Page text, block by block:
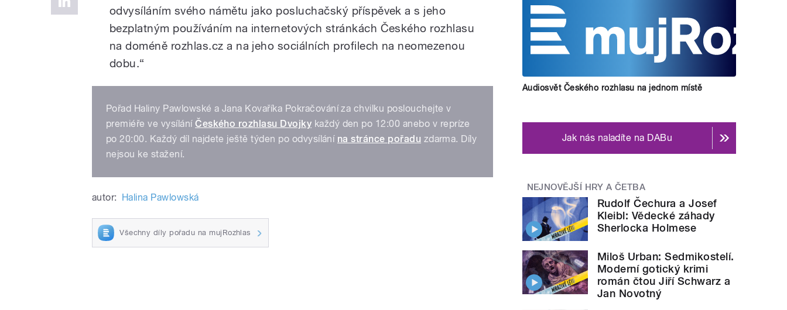
odvysíláním svého námětu jako posluchačský příspěvek a s jeho
bezplatným používáním na internetových stránkách Českého rozhlasu
na doméně rozhlas.cz a na jeho sociálních profilech na neomezenou
dobu.“
Pořad Haliny Pawlowské a Jana Kovaříka Pokračování za chvilku poslouchejte v
premiéře ve vysíláníČeského rozhlasu Dvojky každý den po 12:00 anebo v repríze
po 20:00. Každý díl najdete ještě týden po odvysílání na stránce pořadu zdarma. Díly
nejsou ke stažení.
autor: Halina Pawlowská
Všechny díly pořadu na mujRozhlas
Audiosvět Českého rozhlasu na jednom místě
Jak nás naladíte na DABu
NEJNOVĚJŠÍ HRY A ČETBA
Rudolf Čechura a Josef
Kleibl: Vědecké záhady
Sherlocka Holmese
Miloš Urban: Sedmikostelí.
Moderní gotický krimi
román čtou Jiří Schwarz a
Jan Novotný